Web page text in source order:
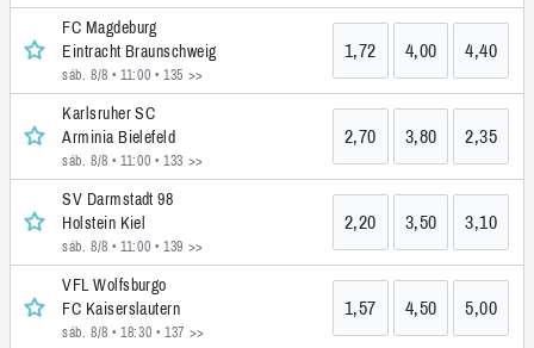
FC Magdeburg
Eintracht Braunschweig
sáb. 8/8 • 11:00 • 135 >>
1,72 4,00 4,40
Karlsruher SC
Arminia Bielefeld
sáb. 8/8 • 11:00 • 133 >>
2,70 3,80 2,35
SV Darmstadt 98
Holstein Kiel
sáb. 8/8 • 11:00 • 139 >>
2,20 3,50 3,10
VFL Wolfsburgo
FC Kaiserslautern
sáb. 8/8 • 18:30 • 137 >>
1,57 4,50 5,00